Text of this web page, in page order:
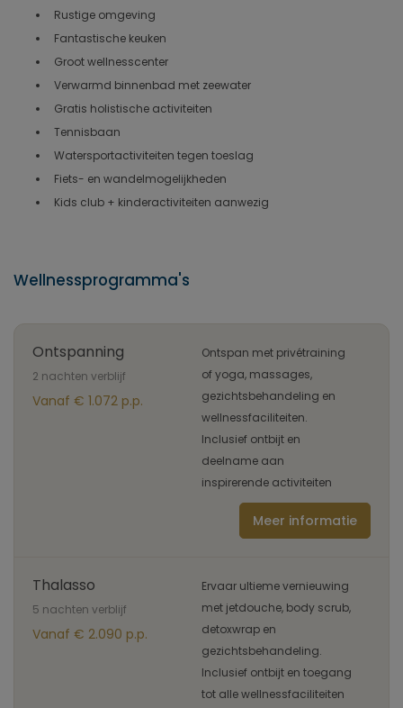
Rustige omgeving
Fantastische keuken
Groot wellnesscenter
Verwarmd binnenbad met zeewater
Gratis holistische activiteiten
Tennisbaan
Watersportactiviteiten tegen toeslag
Fiets- en wandelmogelijkheden
Kids club + kinderactiviteiten aanwezig
Wellnessprogramma's
Ontspanning
2 nachten verblijf
Vanaf € 1.072 p.p.
Ontspan met privétraining
of yoga, massages,
gezichtsbehandeling en
wellnessfaciliteiten.
Inclusief ontbijt en
deelname aan
inspirerende activiteiten
Meer informatie
Thalasso
5 nachten verblijf
Vanaf € 2.090 p.p.
Ervaar ultieme vernieuwing
met jetdouche, body scrub,
detoxwrap en
gezichtsbehandeling.
Inclusief ontbijt en toegang
tot alle wellnessfaciliteiten